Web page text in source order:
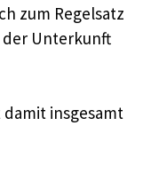
zum Regelsatz
der Unterkunft
insgesamt